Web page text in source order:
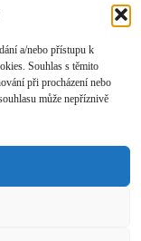
a/nebo přístupu k
Souhlas s těmito
při procházení nebo
může nepříznivě
a uchováním
Zákon o ochraně
na základě